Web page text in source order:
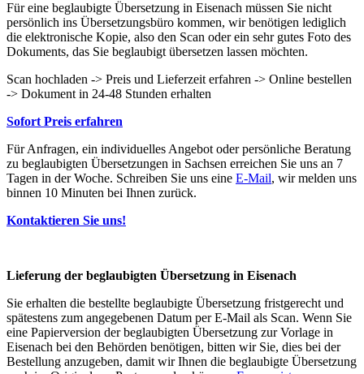
Für eine beglaubigte Übersetzung in Eisenach müssen Sie nicht
persönlich ins Übersetzungsbüro kommen, wir benötigen lediglich
die elektronische Kopie, also den Scan oder ein sehr gutes Foto des
Dokuments, das Sie beglaubigt übersetzen lassen möchten.
Scan hochladen -> Preis und Lieferzeit erfahren -> Online bestellen
-> Dokument in 24-48 Stunden erhalten
Sofort Preis erfahren
Für Anfragen, ein individuelles Angebot oder persönliche Beratung
zu beglaubigten Übersetzungen in Sachsen erreichen Sie uns an 7
Tagen in der Woche. Schreiben Sie uns eine E-Mail, wir melden uns
binnen 10 Minuten bei Ihnen zurück.
Kontaktieren Sie uns!
Lieferung der beglaubigten Übersetzung in Eisenach
Sie erhalten die bestellte beglaubigte Übersetzung fristgerecht und
spätestens zum angegebenen Datum per E-Mail als Scan. Wenn Sie
eine Papierversion der beglaubigten Übersetzung zur Vorlage in
Eisenach bei den Behörden benötigen, bitten wir Sie, dies bei der
Bestellung anzugeben, damit wir Ihnen die beglaubigte Übersetzung